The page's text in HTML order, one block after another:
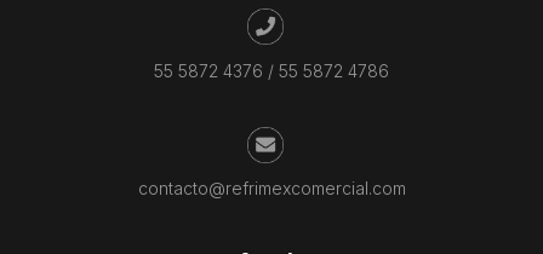
55 5872 4376 / 55 5872 4786
contacto@refrimexcomercial.com